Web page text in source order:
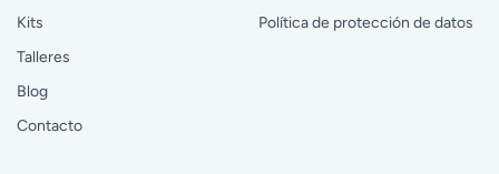
Kits
Talleres
Blog
Contacto
Política de protección de datos